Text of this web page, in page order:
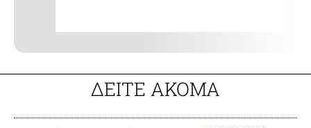
ΔΕΙΤΕ ΑΚΟΜΑ